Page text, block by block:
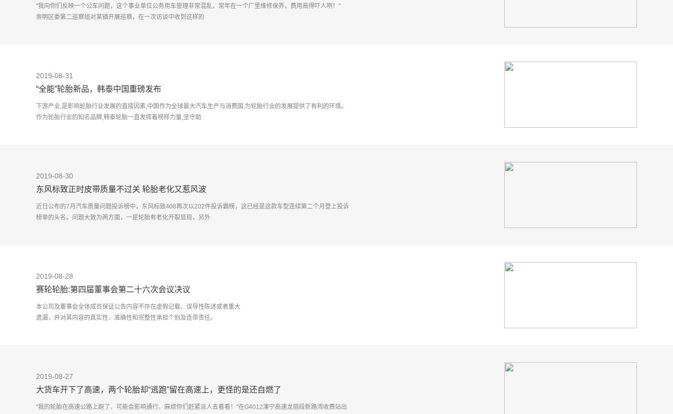
"我向你们反映一个公车问题，这个事业单位公务用车管理非常混乱，常年在一个厂里维修保养，费用高得吓人咧！"
崇明区委第二巡察组对某镇开展巡察，在一次访谈中收到这样的
2019-08-31
“全能”轮胎新品，韩泰中国重磅发布
下游产业,是影响轮胎行业发展的直接因素,中国作为全球最大汽车生产与消费国,为轮胎行业的发展提供了有利的环境。
作为轮胎行业的知名品牌,韩泰轮胎一直发挥着榜样力量,坚守助
2019-08-30
东风标致正时皮带质量不过关 轮胎老化又惹风波
近日公布的7月汽车质量问题投诉榜中，东风标致408再次以202件投诉霸榜，这已经是这款车型连续第二个月登上投诉
榜单的头名。问题大致为两方面，一是轮胎有老化开裂显现，另外
2019-08-28
赛轮轮胎:第四届董事会第二十六次会议决议
本公司及董事会全体成员保证公告内容不存在虚假记载、误导性陈述或者重大
遗漏，并对其内容的真实性、准确性和完整性承担个别及连带责任。
赛轮集团股份有限公司
2019-08-27
大货车开下了高速，两个轮胎却“逃跑”留在高速上，更怪的是还自燃了
"我的轮胎在高速公路上跑了，可能会影响通行，麻烦你们赶紧派人去看看！"在G4012溧宁高速龙丽段新路湾收费站出